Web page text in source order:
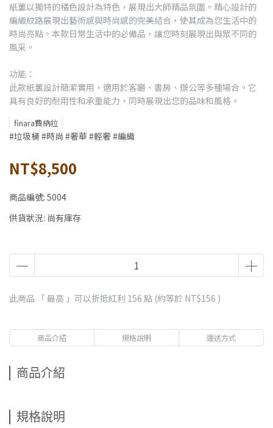
紙簍以獨特的橘色設計為特色，展現出大師精品氛圍。精心設計的
編織紋路展現出藝術感與時尚感的完美結合，使其成為您生活中的
時尚亮點。本款日常生活中的必備品，讓您時刻展現出與眾不同的
風采。
功能：
此款紙簍設計簡潔實用，適用於客廳、書房、辦公等多種場合。它
具有良好的耐用性和承重能力，同時展現出您的品味和風格。
finara費納拉
#垃圾桶 #時尚 #奢華 #輕奢 #編織
NT$8,500
商品編號: 5004
供貨狀況: 尚有庫存
此商品 「 最高 」可以折抵紅利 156 點 (約等於 NT$156 )
商品介紹 規格說明 運送方式
商品介紹
規格說明